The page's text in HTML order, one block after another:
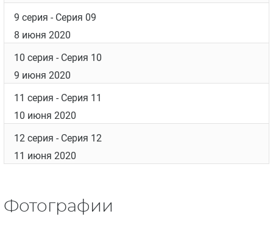
9 серия - Серия 09
8 июня 2020
10 серия - Серия 10
9 июня 2020
11 серия - Серия 11
10 июня 2020
12 серия - Серия 12
11 июня 2020
Фотографии